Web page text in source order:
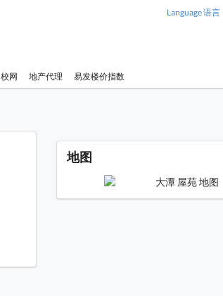
Language 语言
校网 地产代理 易发楼价指数
地图